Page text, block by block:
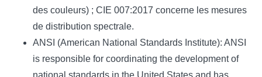
des couleurs) ; CIE 007:2017 concerne les mesures
de distribution spectrale.
ANSI (American National Standards Institute): ANSI
is responsible for coordinating the development of